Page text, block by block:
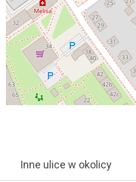
Inne ulice w okolicy